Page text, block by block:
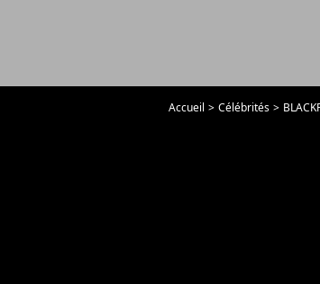
Accueil Célébrités